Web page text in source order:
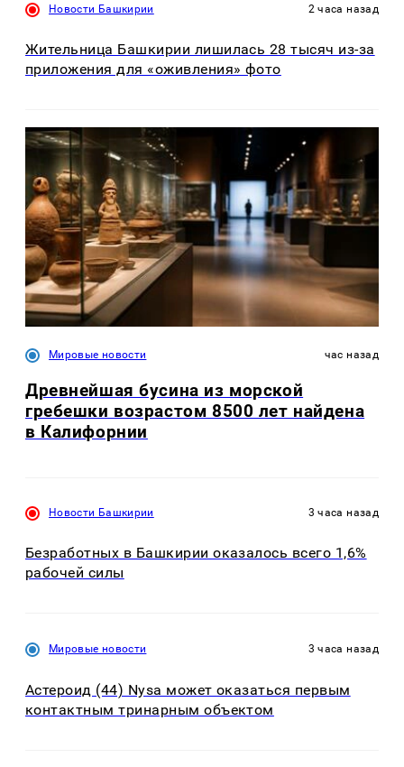
Новости Башкирии 2 часа назад
Жительница Башкирии лишилась 28 тысяч из-за
приложения для «оживления» фото
Мировые новости час назад
Древнейшая бусина из морской
гребешки возрастом 8500 лет найдена
в Калифорнии
Новости Башкирии 3 часа назад
Безработных в Башкирии оказалось всего 1,6%
рабочей силы
Мировые новости 3 часа назад
Астероид (44) Nysa может оказаться первым
контактным тринарным объектом